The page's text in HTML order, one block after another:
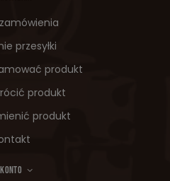
przesyłki
produkt
produkt
produkt
KONTO